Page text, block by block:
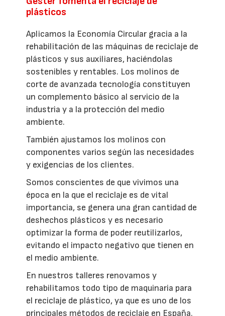
plásticos
Aplicamos la Economía Circular gracia a la
rehabilitación de las máquinas de reciclaje de
plásticos y sus auxiliares, haciéndolas
sostenibles y rentables. Los molinos de
corte de avanzada tecnología constituyen
un complemento básico al servicio de la
industria y a la protección del medio
ambiente.
También ajustamos los molinos con
componentes varios según las necesidades
y exigencias de los clientes.
Somos conscientes de que vivimos una
época en la que el reciclaje es de vital
importancia, se genera una gran cantidad de
deshechos plásticos y es necesario
optimizar la forma de poder reutilizarlos,
evitando el impacto negativo que tienen en
el medio ambiente.
En nuestros talleres renovamos y
rehabilitamos todo tipo de maquinaria para
el reciclaje de plástico, ya que es uno de los
principales métodos de reciclaje en España.